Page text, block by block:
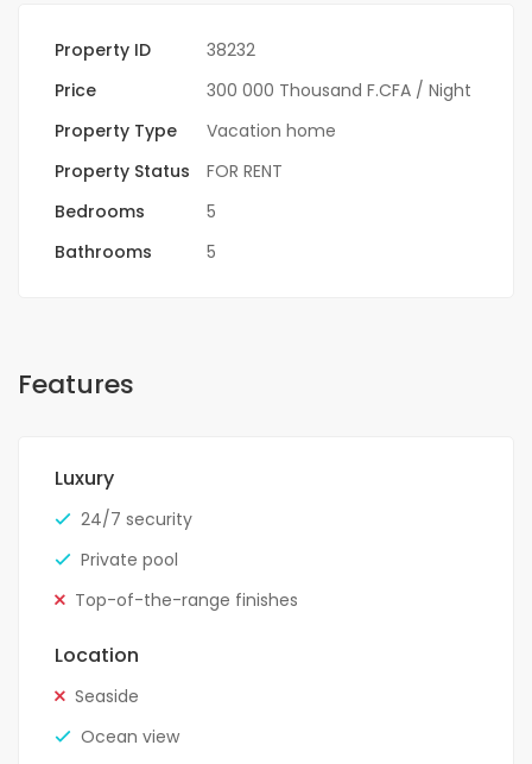
Property ID
38232
Price
300 000 Thousand F.CFA / Night
Property Type
Vacation home
Property Status
FOR RENT
Bedrooms
5
Bathrooms
5
Features
Luxury
24/7 security
Private pool
Top-of-the-range finishes
Location
Seaside
Ocean view